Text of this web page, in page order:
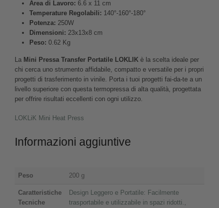
Area di Lavoro: 6.6 x 11 cm
Temperature Regolabili: 140°-160°-180°
Potenza: 250W
Dimensioni: 23x13x8 cm
Peso: 0.62 Kg
La Mini Pressa Transfer Portatile LOKLIK è la scelta ideale per
chi cerca uno strumento affidabile, compatto e versatile per i propri
progetti di trasferimento in vinile. Porta i tuoi progetti fai-da-te a un
livello superiore con questa termopressa di alta qualità, progettata
per offrire risultati eccellenti con ogni utilizzo.
LOKLiK Mini Heat Press
Informazioni aggiuntive
Peso 200 g
Caratteristiche
Tecniche
Design Leggero e Portatile: Facilmente
trasportabile e utilizzabile in spazi ridotti.,